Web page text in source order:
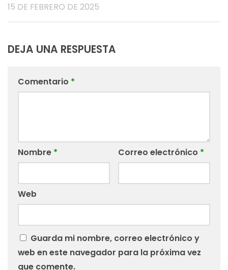
15 DE FEBRERO DE 2025
DEJA UNA RESPUESTA
Comentario *
Nombre * Correo electrónico *
Web
Guarda mi nombre, correo electrónico y
web en este navegador para la próxima vez
que comente.